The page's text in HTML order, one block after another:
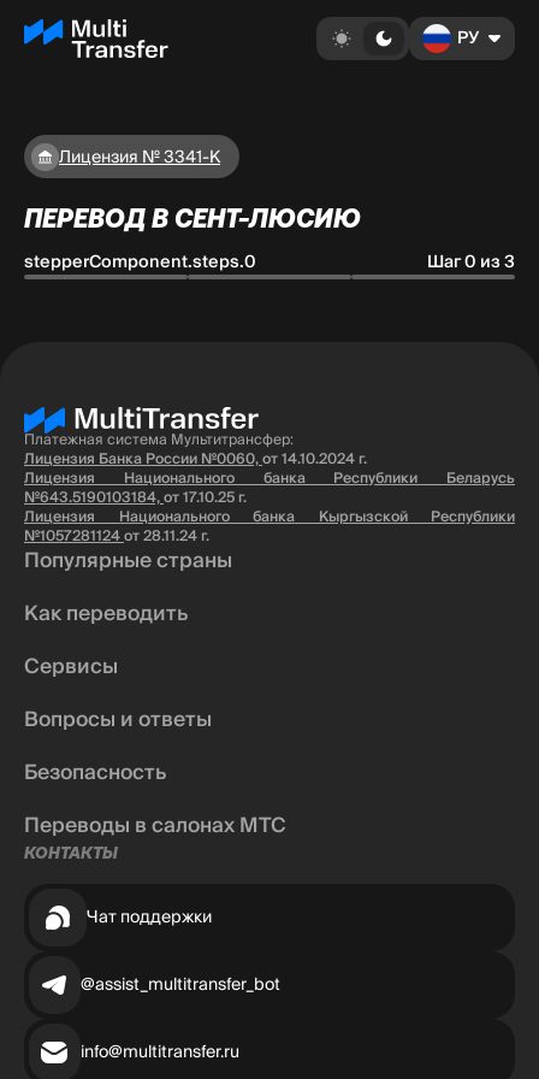
РУ
Лицензия № 3341-К
ПЕРЕВОД В СЕНТ-ЛЮСИЮ
stepperComponent.steps.0 Шаг 0 из 3
Платежная система Мультитрансфер:
Лицензия Банка России №0060,от 14.10.2024 г.
Лицензия Национального банка Республики Беларусь
№643.5190103184,от 17.10.25 г.
Лицензия Национального банка Кыргызской Республики
№1057281124от 28.11.24 г.
Популярные страны
Как переводить
Сервисы
Вопросы и ответы
Безопасность
Переводы в салонах МТС
КОНТАКТЫ
Чат поддержки
@assist_multitransfer_bot
info@multitransfer.ru